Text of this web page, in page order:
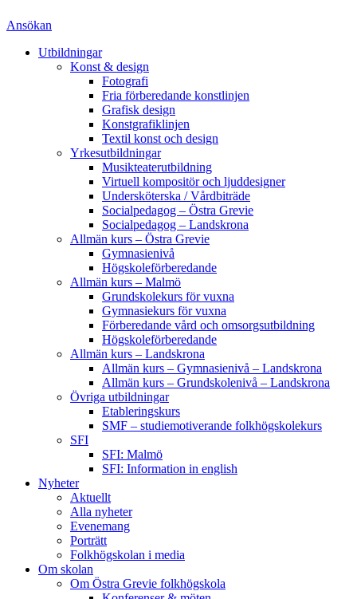
Ansökan
Utbildningar
Konst & design
Fotografi
Fria förberedande konstlinjen
Grafisk design
Konstgrafiklinjen
Textil konst och design
Yrkesutbildningar
Musikteaterutbildning
Virtuell kompositör och ljuddesigner
Undersköterska / Vårdbiträde
Socialpedagog – Östra Grevie
Socialpedagog – Landskrona
Allmän kurs – Östra Grevie
Gymnasienivå
Högskoleförberedande
Allmän kurs – Malmö
Grundskolekurs för vuxna
Gymnasiekurs för vuxna
Förberedande vård och omsorgsutbildning
Högskoleförberedande
Allmän kurs – Landskrona
Allmän kurs – Gymnasienivå – Landskrona
Allmän kurs – Grundskolenivå – Landskrona
Övriga utbildningar
Etableringskurs
SMF – studiemotiverande folkhögskolekurs
SFI
SFI: Malmö
SFI: Information in english
Nyheter
Aktuellt
Alla nyheter
Evenemang
Porträtt
Folkhögskolan i media
Om skolan
Om Östra Grevie folkhögskola